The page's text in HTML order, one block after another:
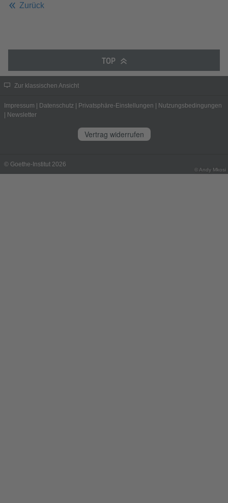
© Andy Mkosi
Zurück
TOP
Zur klassischen Ansicht
Impressum Datenschutz Privatsphäre-Einstellungen
Nutzungsbedingungen
Newsletter
Vertrag widerrufen
© Goethe-Institut 2026